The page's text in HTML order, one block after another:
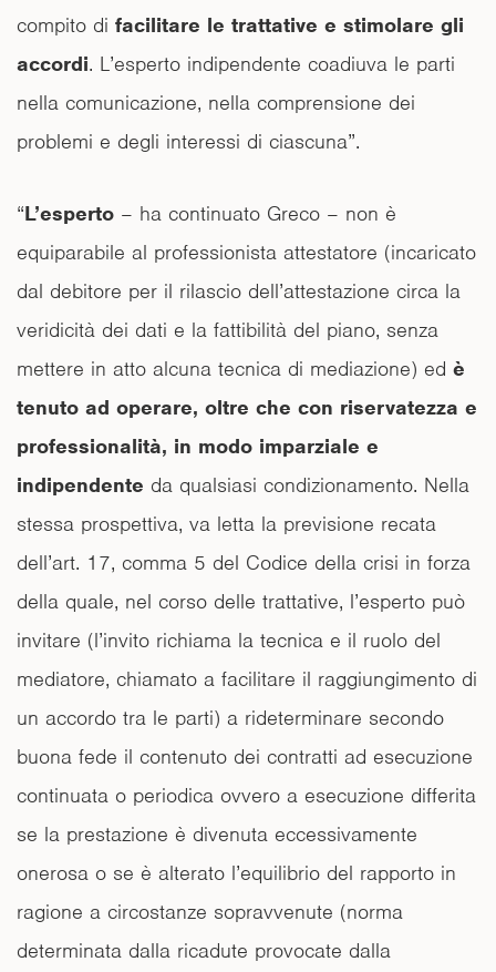
compito di facilitare le trattative e stimolare gli
accordi. L’esperto indipendente coadiuva le parti
nella comunicazione, nella comprensione dei
problemi e degli interessi di ciascuna”.
“L’esperto – ha continuato Greco – non è
equiparabile al professionista attestatore (incaricato
dal debitore per il rilascio dell’attestazione circa la
veridicità dei dati e la fattibilità del piano, senza
mettere in atto alcuna tecnica di mediazione) ed è
tenuto ad operare, oltre che con riservatezza e
professionalità, in modo imparziale e
indipendente da qualsiasi condizionamento. Nella
stessa prospettiva, va letta la previsione recata
dell’art. 17, comma 5 del Codice della crisi in forza
della quale, nel corso delle trattative, l’esperto può
invitare (l’invito richiama la tecnica e il ruolo del
mediatore, chiamato a facilitare il raggiungimento di
un accordo tra le parti) a rideterminare secondo
buona fede il contenuto dei contratti ad esecuzione
continuata o periodica ovvero a esecuzione differita
se la prestazione è divenuta eccessivamente
onerosa o se è alterato l’equilibrio del rapporto in
ragione a circostanze sopravvenute (norma
determinata dalla ricadute provocate dalla